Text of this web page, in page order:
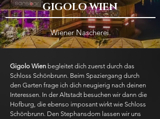
GIGOLO WIEN
Wiener Nascherei.
Gigolo Wien begleitet dich zuerst durch das
Schloss Schönbrunn. Beim Spaziergang durch
den Garten frage ich dich neugierig nach deinen
Interessen. In der Altstadt besuchen wir dann die
Hofburg, die ebenso imposant wirkt wie Schloss
Schönbrunn. Den Stephansdom lassen wir uns